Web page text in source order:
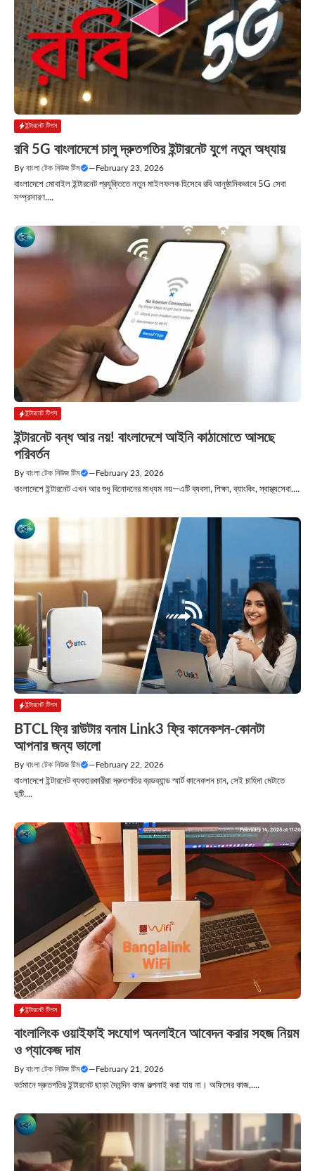
ইন্টারনেট টিপস
রবি 5G বাংলাদেশে চালু দ্রুতগতির ইন্টারনেট যুগে নতুন অধ্যায়
By বাংলা টেক নিউজ টিম —February 23, 2026
বাংলাদেশে মোবাইল ইন্টারনেট প্রযুক্তিতে নতুন মাইলফলক হিসেবে রবি আনুষ্ঠানিকভাবে 5G সেবা
সম্প্রসারণ....
ইন্টারনেট টিপস
ইন্টারনেট বন্ধ আর নয়! বাংলাদেশে আইনি কাঠামোতে আসছে
পরিবর্তন
By বাংলা টেক নিউজ টিম —February 23, 2026
বাংলাদেশে ইন্টারনেট এখন আর শুধু বিনোদনের মাধ্যম নয়—এটি ব্যবসা, শিক্ষা, ব্যাংকিং, স্বাস্থ্যসেবা....
ইন্টারনেট টিপস
BTCL ফ্রি রাউটার বনাম Link3 ফ্রি কানেকশন-কোনটা
আপনার জন্য ভালো
By বাংলা টেক নিউজ টিম —February 22, 2026
বাংলাদেশে ইন্টারনেট ব্যবহারকারীরা দ্রুতগতির ব্রডব্যান্ড স্মার্ট কানেকশন চান, সেই চাহিদা মেটাতে
দুটি....
ইন্টারনেট টিপস
বাংলালিংক ওয়াইফাই সংযোগ অনলাইনে আবেদন করার সহজ নিয়ম
ও প্যাকেজ দাম
By বাংলা টেক নিউজ টিম — February 21, 2026
বর্তমানে দ্রুতগতির ইন্টারনেট ছাড়া দৈনন্দিন কাজ কল্পনাই করা যায় না। অফিসের কাজ,....